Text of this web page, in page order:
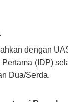
dengan
(IDP)
Dua/Serda.